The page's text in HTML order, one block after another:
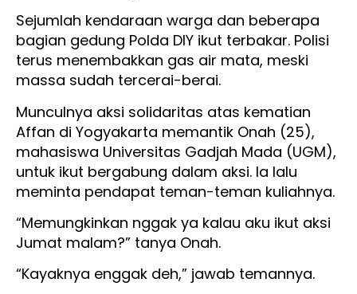
Sejumlah kendaraan warga dan beberapa
bagian gedung Polda DIY ikut terbakar. Polisi
terus menembakkan gas air mata, meski
massa sudah tercerai-berai.
Munculnya aksi solidaritas atas kematian
Affan di Yogyakarta memantik Onah (25),
mahasiswa Universitas Gadjah Mada (UGM),
untuk ikut bergabung dalam aksi. Ia lalu
meminta pendapat teman-teman kuliahnya.
“Memungkinkan nggak ya kalau aku ikut aksi
Jumat malam?” tanya Onah.
“Kayaknya enggak deh,” jawab temannya.